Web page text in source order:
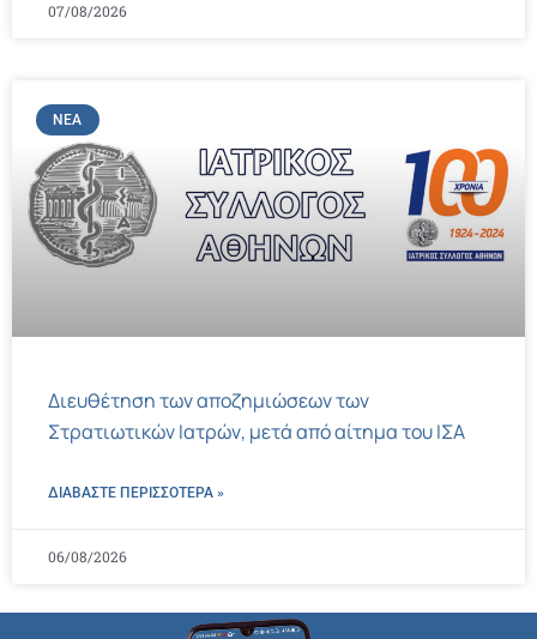
07/08/2026
ΝΈΑ
Διευθέτηση των αποζημιώσεων των
Στρατιωτικών Ιατρών, μετά από αίτημα του ΙΣΑ
ΔΙΑΒΑΣΤΕ ΠΕΡΙΣΣΌΤΕΡΑ »
06/08/2026